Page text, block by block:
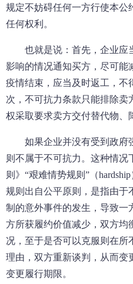
规定不妨碍任何一方行使本公
任何权利。
也就是说：首先，企业应
影响的情况通知买方，尽可能
疫情结束，应当及时返工，不
次，不可抗力条款只能排除
权采取要求卖方交付替代物、
如果企业并没有受到政府
则不属于不可抗力。这种情况
则》“艰难情势规则”（
规则出自公平原则，是指由于
制的意外事件的发生，导致一
方所获履约价值减少，双方均
况，至于是否可以克服则在所
理由，双方重新谈判，从而变
变更履行期限。